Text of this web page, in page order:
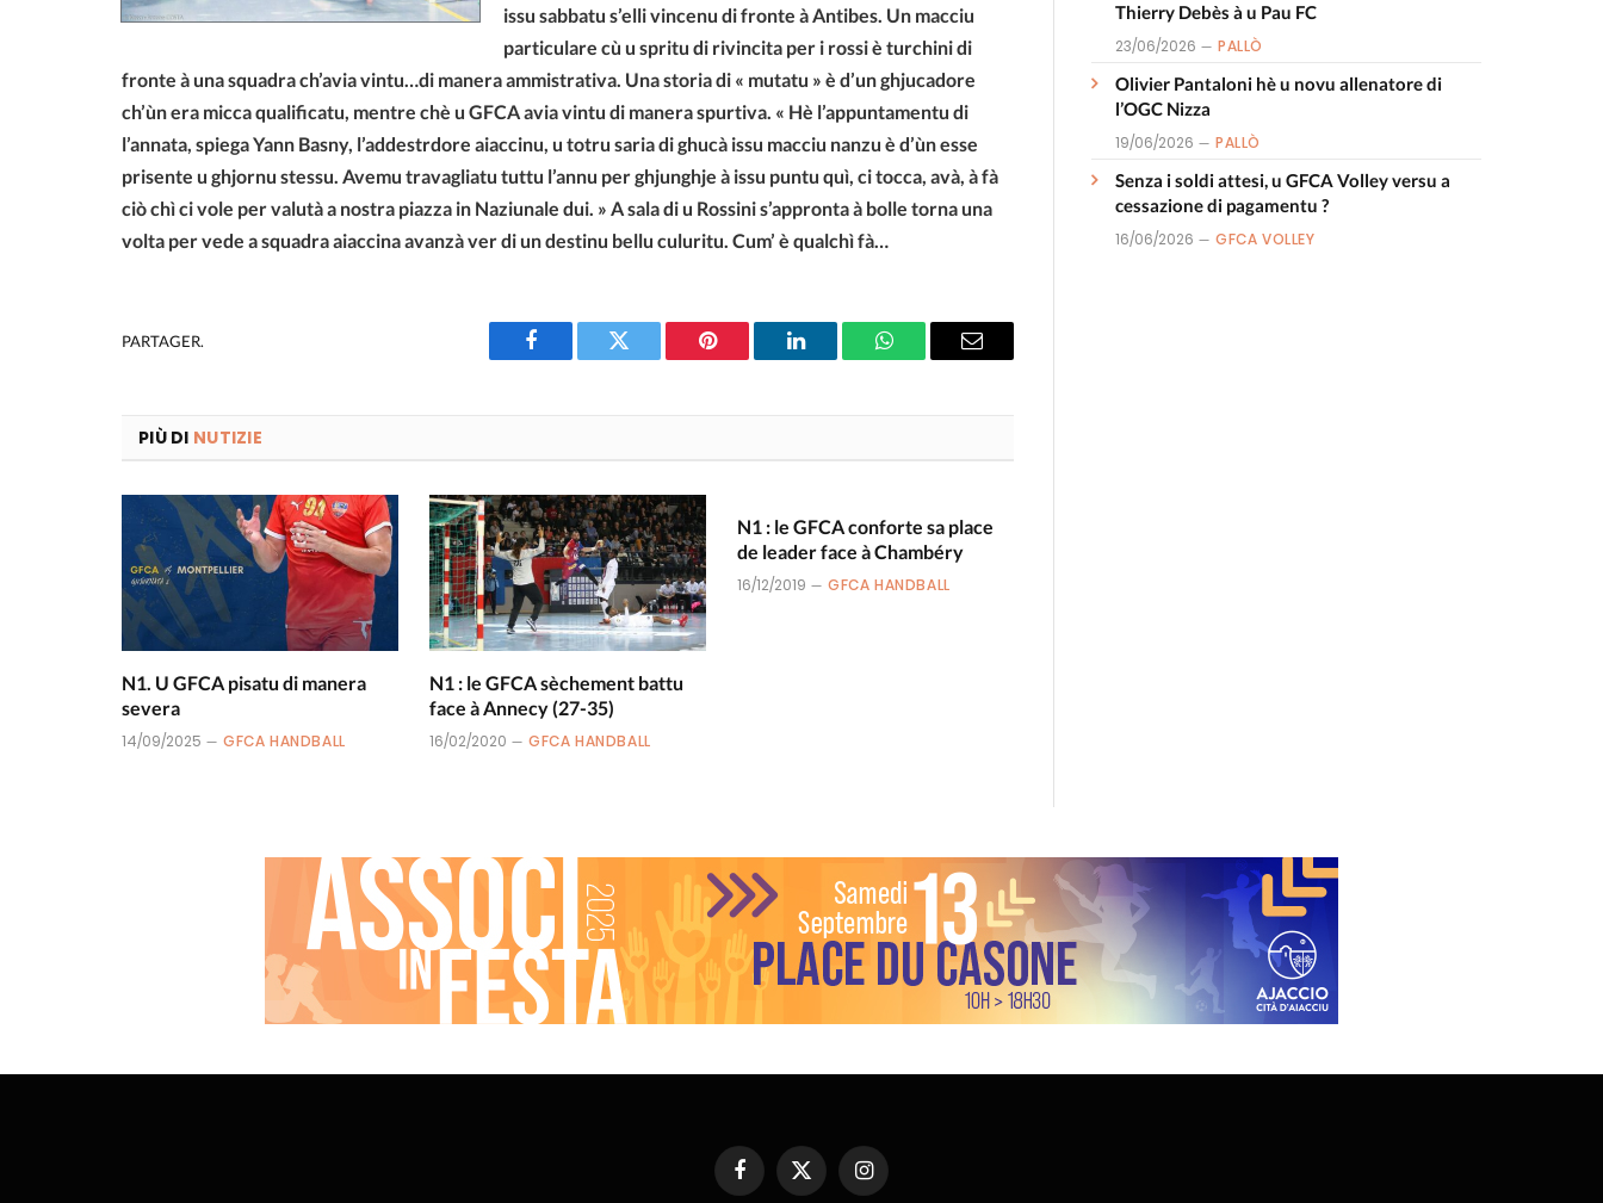
issu sabbatu s’elli vincenu di fronte à Antibes. Un macciu
particulare cù u spritu di rivincita per i rossi è turchini di
fronte à una squadra ch’avia vintu…di manera ammistrativa. Una storia di « mutatu » è d’un ghjucadore
ch’ùn era micca qualificatu, mentre chè u GFCA avia vintu di manera spurtiva. « Hè l’appuntamentu di
l’annata, spiega Yann Basny, l’addestrdore aiaccinu, u totru saria di ghucà issu macciu nanzu è d’ùn esse
prisente u ghjornu stessu. Avemu travagliatu tuttu l’annu per ghjunghje à issu puntu quì, ci tocca, avà, à fà
ciò chì ci vole per valutà a nostra piazza in Naziunale dui. » A sala di u Rossini s’appronta à bolle torna una
volta per vede a squadra aiaccina avanzà ver di un destinu bellu culuritu. Cum’ è qualchì fà…
PARTAGER.
Facebook Twitter Pinterest LinkedIn WhatsAppEmail
PIÙ DI NUTIZIE
N1. U GFCA pisatu di manera
severa
14/09/2025 GFCA HANDBALL
N1 : le GFCA sèchement battu
face à Annecy (27-35)
16/02/2020 GFCA HANDBALL
N1 : le GFCA conforte sa place
de leader face à Chambéry
16/12/2019 GFCA HANDBALL
Thierry Debès à u Pau FC
23/06/2026 PALLÒ
Olivier Pantaloni hè u novu allenatore di
l’OGC Nizza
19/06/2026 PALLÒ
Senza i soldi attesi, u GFCA Volley versu a
cessazione di pagamentu ?
16/06/2026 GFCA VOLLEY
FacebookX
Instagram